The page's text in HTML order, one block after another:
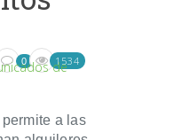
de
0 1534
a las